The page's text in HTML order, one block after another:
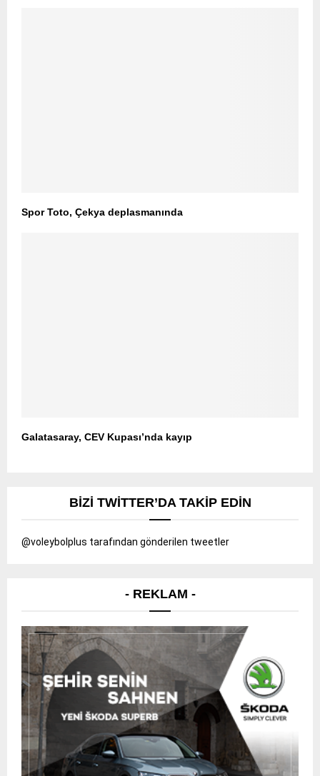
Spor Toto, Çekya deplasmanında
Galatasaray, CEV Kupası’nda kayıp
BIZI TWITTER’DA TAKIP EDIN
@voleybolplus tarafından gönderilen tweetler
- REKLAM -